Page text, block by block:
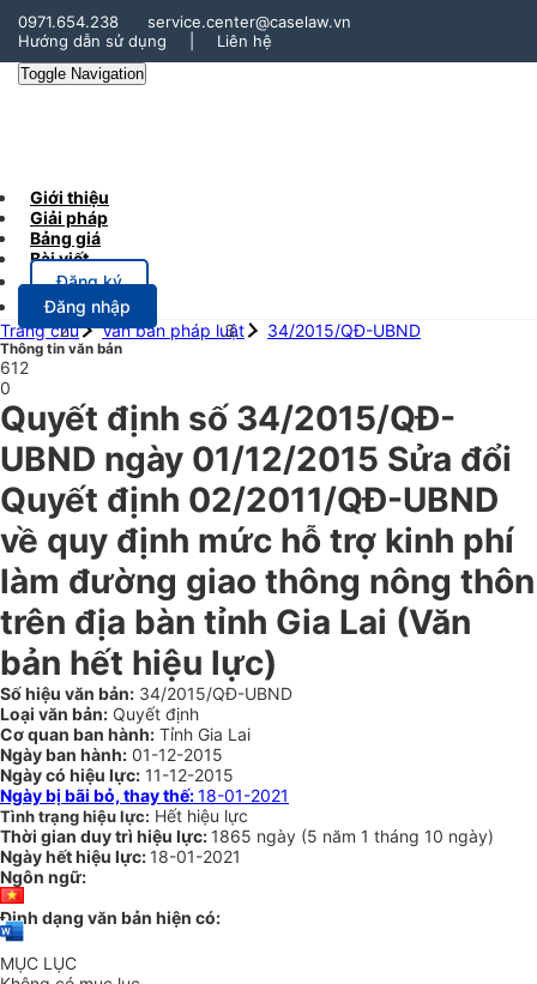
0971.654.238
service.center@caselaw.vn
Hướng dẫn sử dụng
Liên hệ
Toggle Navigation
Giới thiệu
Giải pháp
Bảng giá
Bài viết
Đăng ký
Đăng nhập
Trang chủ
Văn bản pháp luật 34/2015/QĐ-UBND
Thông tin văn bản
612
0
Quyết định số 34/2015/QĐ-
UBND ngày 01/12/2015 Sửa đổi
Quyết định 02/2011/QĐ-UBND
về quy định mức hỗ trợ kinh phí
làm đường giao thông nông thôn
trên địa bàn tỉnh Gia Lai (Văn
bản hết hiệu lực)
Số hiệu văn bản: 34/2015/QĐ-UBND
Loại văn bản: Quyết định
Cơ quan ban hành: Tỉnh Gia Lai
Ngày ban hành: 01-12-2015
Ngày có hiệu lực: 11-12-2015
Ngày bị bãi bỏ, thay thế:18-01-2021
Tình trạng hiệu lực: Hết hiệu lực
Thời gian duy trì hiệu lực: 1865 ngày (5 năm 1 tháng 10 ngày)
Ngày hết hiệu lực: 18-01-2021
Ngôn ngữ:
Định dạng văn bản hiện có:
MỤC LỤC